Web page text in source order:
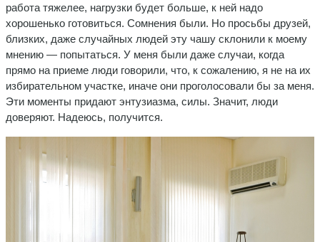
работа тяжелее, нагрузки будет больше, к ней надо
хорошенько готовиться. Сомнения были. Но просьбы друзей,
близких, даже случайных людей эту чашу склонили к моему
мнению — попытаться. У меня были даже случаи, когда
прямо на приеме люди говорили, что, к сожалению, я не на их
избирательном участке, иначе они проголосовали бы за меня.
Эти моменты придают энтузиазма, силы. Значит, люди
доверяют. Надеюсь, получится.